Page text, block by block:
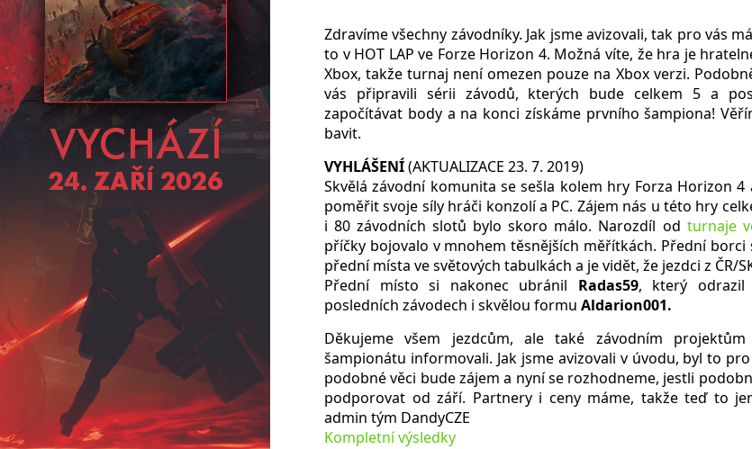
Zdravíme všechny závodníky. Jak jsme avizovali, tak pro vás
to v HOT LAP ve Forze Horizon 4. Možná víte, že hra je
Xbox, takže turnaj není omezen pouze na Xbox verzi.
vás připravili sérii závodů, kterých bude celkem 5 a
započítávat body a na konci získáme prvního šampiona!
bavit.
VYHLÁŠENÍ(AKTUALIZACE 23. 7. 2019)
Skvělá závodní komunita se sešla kolem hry Forza Horizon
poměřit svoje síly hráči konzolí a PC. Zájem nás u této hry
i 80 závodních slotů bylo skoro málo. Narozdíl od turnaje
příčky bojovalo v mnohem těsnějších měřítkách. Přední borci
přední místa ve světových tabulkách a je vidět, že jezdci z ČR/
Přední místo si nakonec ubránil Radas59, který odrazil
posledních závodech i skvělou formu Aldarion001.
Děkujeme všem jezdcům, ale také závodním
šampionátu informovali. Jak jsme avizovali v úvodu, byl to
podobné věci bude zájem a nyní se rozhodneme, jestli
podporovat od září. Partnery i ceny máme, takže teď to
admin tým DandyCZE
Kompletní výsledky